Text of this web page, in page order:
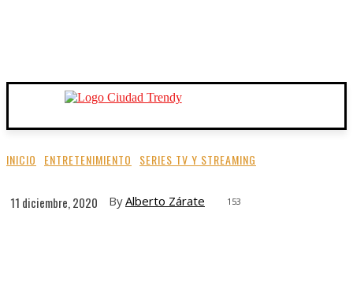
INICIO ENTRETENIMIENTO SERIES TV Y STREAMING
11 diciembre, 2020 ByAlberto Zárate 153